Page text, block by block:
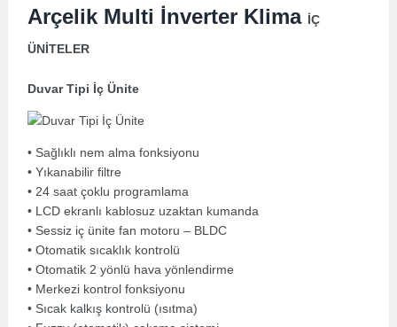
Arçelik Multi İnverter Klima İÇ
ÜNİTELER
Duvar Tipi İç Ünite
• Sağlıklı nem alma fonksiyonu
• Yıkanabilir filtre
• 24 saat çoklu programlama
• LCD ekranlı kablosuz uzaktan kumanda
• Sessiz iç ünite fan motoru – BLDC
• Otomatik sıcaklık kontrolü
• Otomatik 2 yönlü hava yönlendirme
• Merkezi kontrol fonksiyonu
• Sıcak kalkış kontrolü (ısıtma)